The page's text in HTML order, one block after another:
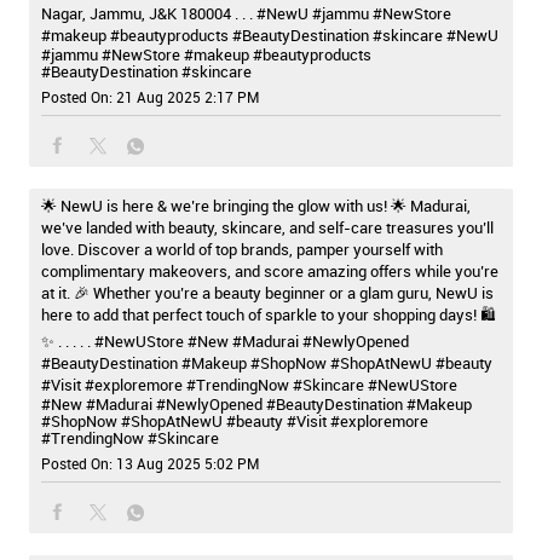
Nagar, Jammu, J&K 180004 . . . #NewU #jammu #NewStore
#makeup #beautyproducts #BeautyDestination #skincare#NewU
#jammu#NewStore#makeup#beautyproducts
#BeautyDestination#skincare
Posted On: 21 Aug 2025 2:17 PM
🌟 NewU is here & we’re bringing the glow with us! 🌟 Madurai,
we’ve landed with beauty, skincare, and self-care treasures you’ll
love. Discover a world of top brands, pamper yourself with
complimentary makeovers, and score amazing offers while you’re
at it. 🎉 Whether you’re a beauty beginner or a glam guru, NewU is
here to add that perfect touch of sparkle to your shopping days! 🛍️
✨ . . . . . #NewUStore #New #Madurai #NewlyOpened
#BeautyDestination #Makeup #ShopNow #ShopAtNewU #beauty
#Visit #exploremore #TrendingNow #Skincare#NewUStore
#New#Madurai#NewlyOpened#BeautyDestination#Makeup
#ShopNow#ShopAtNewU#beauty#Visit#exploremore
#TrendingNow#Skincare
Posted On: 13 Aug 2025 5:02 PM